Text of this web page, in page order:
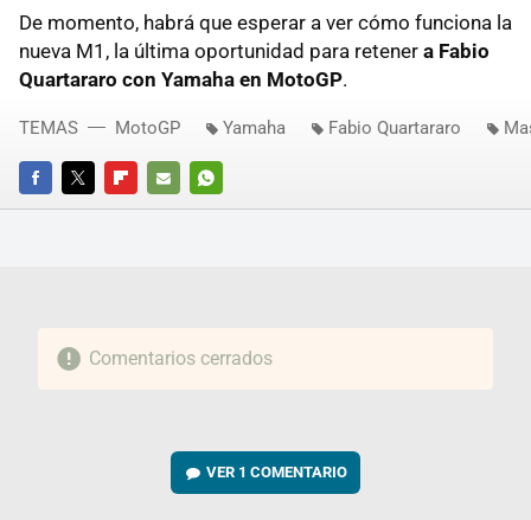
De momento, habrá que esperar a ver cómo funciona la
nueva M1, la última oportunidad para retener a Fabio
Quartararo con Yamaha en MotoGP.
FACEBOOKTWITTERFLIPBOARD
E-
WHATSAPP
TEMAS MotoGP Yamaha Fabio Quartararo
Comentarios cerrados
VER 1 COMENTARIO